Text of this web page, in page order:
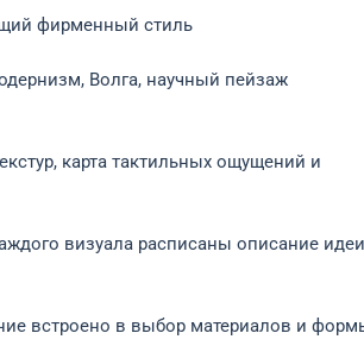
фирменный стиль
Волга, научный пейзаж
карта тактильных ощущений и
визуала расписаны описание
встроено в выбор материалов и